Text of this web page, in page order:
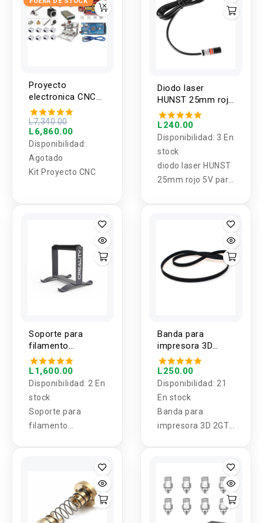
Proyecto
electronica CNC
hazlo tu mismo
(DIY)
L7,340.00
L6,860.00
Disponibilidad:
Agotado
Kit Proyecto CNC
Diodo laser
HUNST 25mm rojo
5V para grabadora
laser
L240.00
Disponibilidad: 3 En
stock
diodo laser HUNST
25mm rojo 5V para
Soporte para
filamento
270x140x65mm
CREALITY
L1,600.00
Disponibilidad: 2 En
stock
Soporte para
filamento
Banda para
impresora 3D
2GT-6 1000mm
L250.00
Disponibilidad: 21
En stock
Banda para
impresora 3D 2GT-